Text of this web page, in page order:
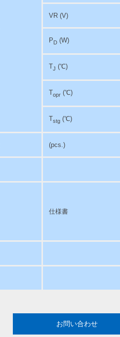
VR (V)
PD (W)
TJ (℃)
Topr (℃)
Tstg (℃)
(pcs.)
仕様書
お問い合わせ